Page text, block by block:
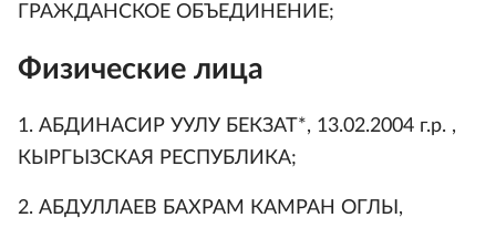
ГРАЖДАНСКОЕ ОБЪЕДИНЕНИЕ;
Физические лица
1. АБДИНАСИР УУЛУ БЕКЗАТ*, 13.02.2004 г.р. ,
КЫРГЫЗСКАЯ РЕСПУБЛИКА;
2. АБДУЛЛАЕВ БАХРАМ КАМРАН ОГЛЫ,